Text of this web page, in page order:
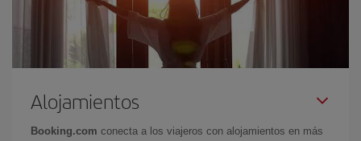
Alojamientos
Booking.com conecta a los viajeros con alojamientos en más